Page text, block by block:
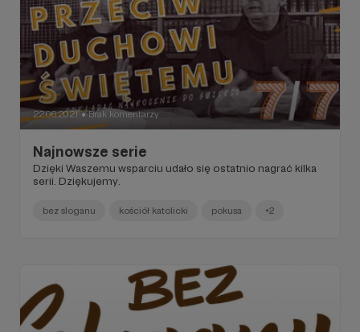
22.06.2021 ● Brak komentarzy
Najnowsze serie
Dzięki Waszemu wsparciu udało się ostatnio nagrać kilka
serii. Dziękujemy.
bez sloganu kościół katolicki pokusa +2